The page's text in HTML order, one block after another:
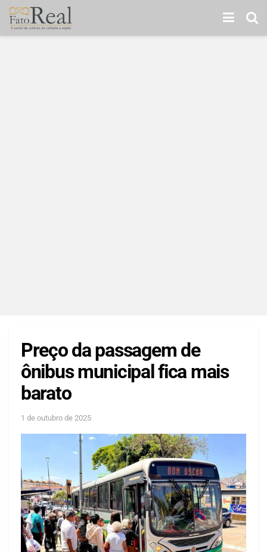
Preço da passagem de
ônibus municipal fica mais
barato
1 de outubro de 2025